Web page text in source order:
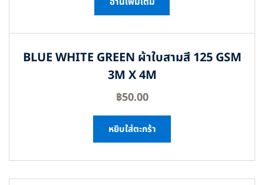
BLUE WHITE GREEN ผ้าใบสามสี 125 GSM
3M X 4M
฿50.00
หยิบใส่ตะกร้า